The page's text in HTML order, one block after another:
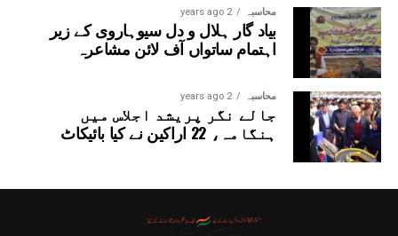
محاسبہ 2 years ago
بیاد گار ہلال و دل سیوہاروی کے زیر
اہتمام ساتواں آف لائن مشاعرہ
محاسبہ 2 years ago
جالے نگر پریشد اجلاس میں
ہنگامہ، 22 اراکین نے کیا بائیکاٹ